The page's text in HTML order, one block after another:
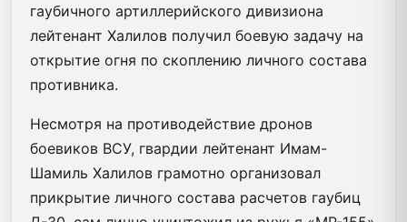
гаубичного артиллерийского дивизиона
лейтенант Халилов получил боевую задачу на
открытие огня по скоплению личного состава
противника.
Несмотря на противодействие дронов
боевиков ВСУ, гвардии лейтенант Имам-
Шамиль Халилов грамотно организовал
прикрытие личного состава расчетов гаубиц